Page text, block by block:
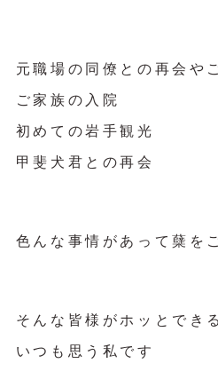
元職場の同僚との再会や
ご家族の入院
初めての岩手観光
甲斐犬君との再会
色んな事情があって蘖を
そんな皆様がホッとでき
いつも思う私です